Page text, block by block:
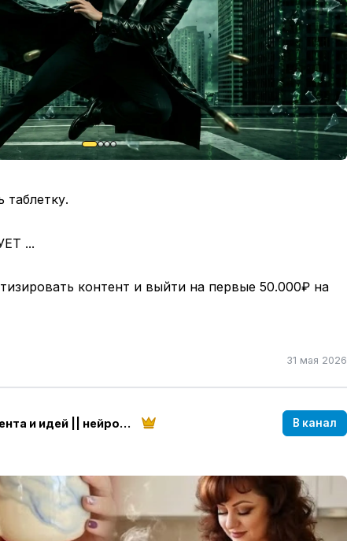
таблетку.
...
контент и выйти на первые 50.000₽ на
группы -
31 мая 2026
ИИ генератор контента и идей || нейросети с Ириной В канал